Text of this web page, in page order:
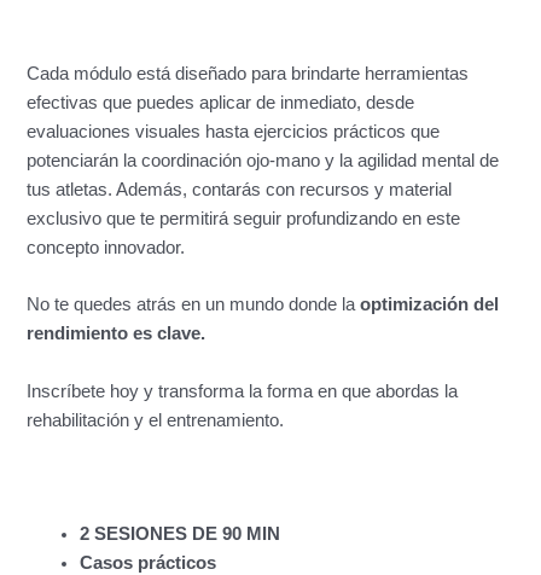
Cada módulo está diseñado para brindarte herramientas
efectivas que puedes aplicar de inmediato, desde
evaluaciones visuales hasta ejercicios prácticos que
potenciarán la coordinación ojo-mano y la agilidad mental de
tus atletas. Además, contarás con recursos y material
exclusivo que te permitirá seguir profundizando en este
concepto innovador.
No te quedes atrás en un mundo donde laoptimización del
rendimiento es clave.
Inscríbete hoy y transforma la forma en que abordas la
rehabilitación y el entrenamiento.
2 SESIONES DE 90 MIN
Casos prácticos